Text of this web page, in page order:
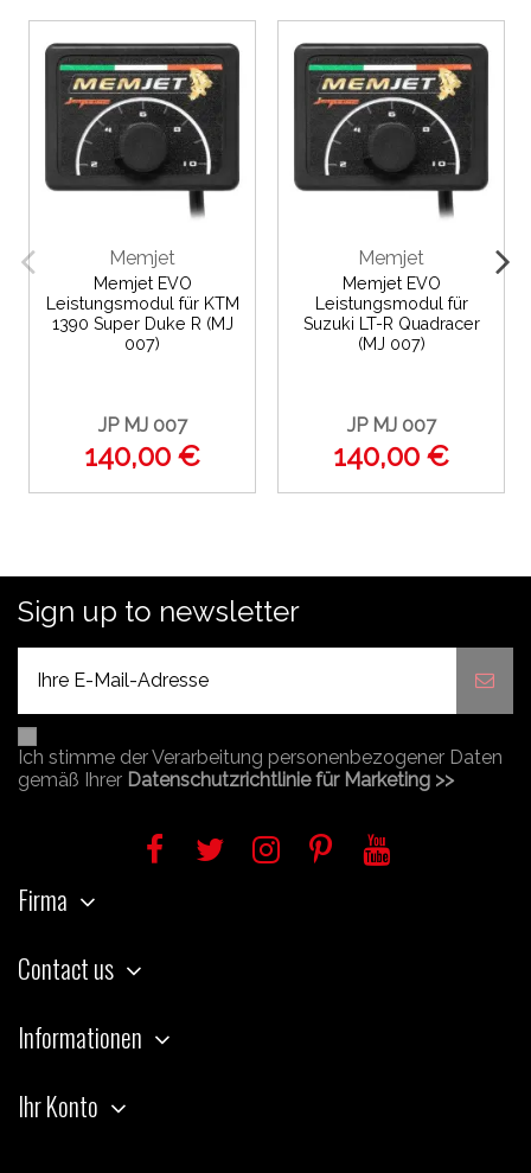
Memjet
Memjet EVO
Leistungsmodul für KTM
1390 Super Duke R (MJ
007)
JP MJ 007
140,00 €
Memjet
Memjet EVO
Leistungsmodul für
Suzuki LT-R Quadracer
(MJ 007)
JP MJ 007
140,00 €
Sign up to newsletter
Ich stimme der Verarbeitung personenbezogener Daten
gemäß Ihrer Datenschutzrichtlinie für Marketing >>
Firma
Contact us
Informationen
Ihr Konto